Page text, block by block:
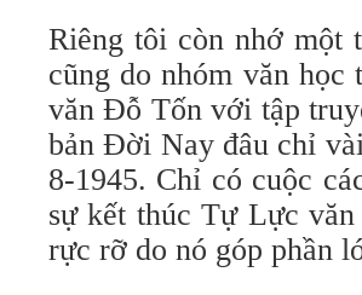
Riêng tôi còn nhớ một
cũng do nhóm văn học
văn Đỗ Tốn với tập
bản Đời Nay đâu chỉ
8-1945. Chỉ có cuộc
sự kết thúc Tự Lực
rực rỡ do nó góp phần